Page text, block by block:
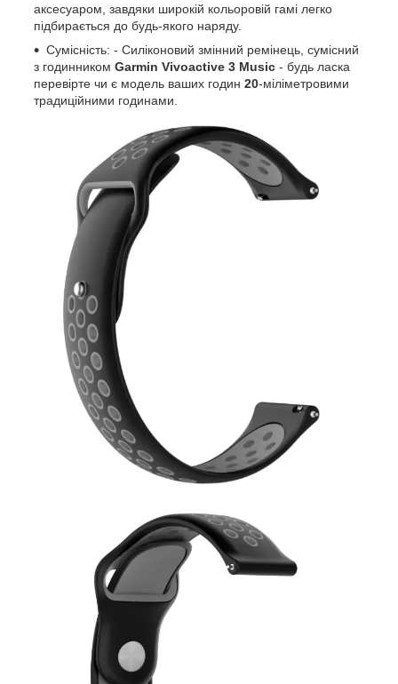
аксесуаром, завдяки широкій кольоровій гамі легко
підбирається до будь-якого наряду.
Сумісність: - Силіконовий змінний ремінець, сумісний
з годинником Garmin Vivoactive 3 Music - будь ласка
перевірте чи є модель ваших годин 20-міліметровими
традиційними годинами.